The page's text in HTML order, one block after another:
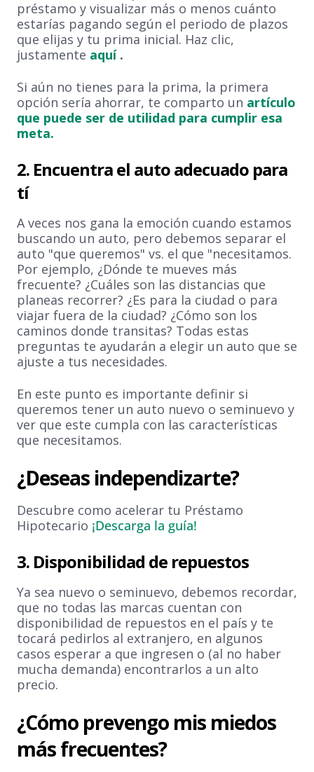
préstamo y visualizar más o menos cuánto
estarías pagando según el periodo de plazos
que elijas y tu prima inicial. Haz clic,
justamente aquí .
Si aún no tienes para la prima, la primera
opción sería ahorrar, te comparto un artículo
que puede ser de utilidad para cumplir esa
meta.
2. Encuentra el auto adecuado para
tí
A veces nos gana la emoción cuando estamos
buscando un auto, pero debemos separar el
auto "que queremos" vs. el que "necesitamos.
Por ejemplo, ¿Dónde te mueves más
frecuente? ¿Cuáles son las distancias que
planeas recorrer? ¿Es para la ciudad o para
viajar fuera de la ciudad? ¿Cómo son los
caminos donde transitas? Todas estas
preguntas te ayudarán a elegir un auto que se
ajuste a tus necesidades.
En este punto es importante definir si
queremos tener un auto nuevo o seminuevo y
ver que este cumpla con las características
que necesitamos.
¿Deseas independizarte?
Descubre como acelerar tu Préstamo
Hipotecario ¡Descarga la guía!
3. Disponibilidad de repuestos
Ya sea nuevo o seminuevo, debemos recordar,
que no todas las marcas cuentan con
disponibilidad de repuestos en el país y te
tocará pedirlos al extranjero, en algunos
casos esperar a que ingresen o (al no haber
mucha demanda) encontrarlos a un alto
precio.
¿Cómo prevengo mis miedos
más frecuentes?